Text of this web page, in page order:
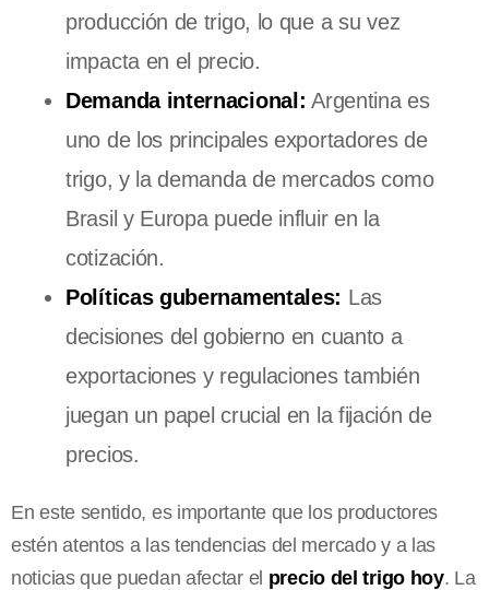
producción de trigo, lo que a su vez
impacta en el precio.
Demanda internacional: Argentina es
uno de los principales exportadores de
trigo, y la demanda de mercados como
Brasil y Europa puede influir en la
cotización.
Políticas gubernamentales: Las
decisiones del gobierno en cuanto a
exportaciones y regulaciones también
juegan un papel crucial en la fijación de
precios.
En este sentido, es importante que los productores
estén atentos a las tendencias del mercado y a las
noticias que puedan afectar el precio del trigo hoy. La